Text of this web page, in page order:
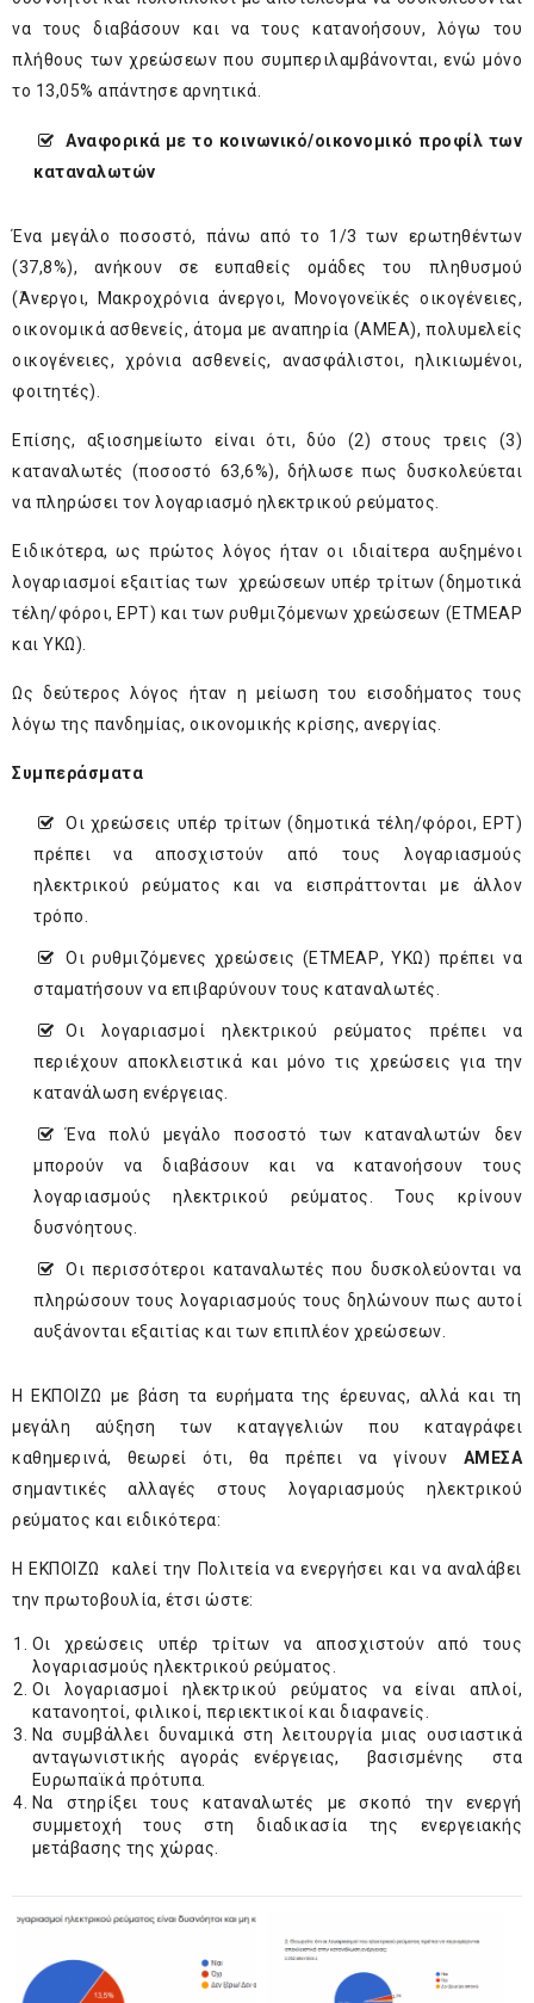
να τους διαβάσουν και να τους κατανοήσουν, λόγω του
πλήθους των χρεώσεων που συμπεριλαμβάνονται, ενώ μόνο
το 13,05% απάντησε αρνητικά.
Αναφορικά με το κοινωνικό/οικονομικό προφίλ των
καταναλωτών
Ένα μεγάλο ποσοστό, πάνω από το 1/3 των ερωτηθέντων
(37,8%), ανήκουν σε ευπαθείς ομάδες του πληθυσμού
(Άνεργοι, Μακροχρόνια άνεργοι, Μονογονεϊκές οικογένειες,
οικονομικά ασθενείς, άτομα με αναπηρία (ΑMEA), πολυμελείς
οικογένειες, χρόνια ασθενείς, ανασφάλιστοι, ηλικιωμένοι,
φοιτητές).
Επίσης, αξιοσημείωτο είναι ότι, δύο (2) στους τρεις (3)
καταναλωτές (ποσοστό 63,6%), δήλωσε πως δυσκολεύεται
να πληρώσει τον λογαριασμό ηλεκτρικού ρεύματος.
Ειδικότερα, ως πρώτος λόγος ήταν οι ιδιαίτερα αυξημένοι
λογαριασμοί εξαιτίας των χρεώσεων υπέρ τρίτων (δημοτικά
τέλη/φόροι, ΕΡΤ) και των ρυθμιζόμενων χρεώσεων (ΕΤΜΕΑΡ
και ΥΚΩ).
Ως δεύτερος λόγος ήταν η μείωση του εισοδήματος τους
λόγω της πανδημίας, οικονομικής κρίσης, ανεργίας.
Συμπεράσματα
Οι χρεώσεις υπέρ τρίτων (δημοτικά τέλη/φόροι, ΕΡΤ)
πρέπει να αποσχιστούν από τους λογαριασμούς
ηλεκτρικού ρεύματος και να εισπράττονται με άλλον
τρόπο.
Οι ρυθμιζόμενες χρεώσεις (ΕΤΜΕΑΡ, ΥΚΩ) πρέπει να
σταματήσουν να επιβαρύνουν τους καταναλωτές.
Οι λογαριασμοί ηλεκτρικού ρεύματος πρέπει να
περιέχουν αποκλειστικά και μόνο τις χρεώσεις για την
κατανάλωση ενέργειας.
Ένα πολύ μεγάλο ποσοστό των καταναλωτών δεν
μπορούν να διαβάσουν και να κατανοήσουν τους
λογαριασμούς ηλεκτρικού ρεύματος. Τους κρίνουν
δυσνόητους.
Οι περισσότεροι καταναλωτές που δυσκολεύονται να
πληρώσουν τους λογαριασμούς τους δηλώνουν πως αυτοί
αυξάνονται εξαιτίας και των επιπλέον χρεώσεων.
Η ΕΚΠΟΙΖΩ με βάση τα ευρήματα της έρευνας, αλλά και τη
μεγάλη αύξηση των καταγγελιών που καταγράφει
καθημερινά, θεωρεί ότι, θα πρέπει να γίνουν ΑΜΕΣΑ
σημαντικές αλλαγές στους λογαριασμούς ηλεκτρικού
ρεύματος και ειδικότερα:
Η ΕΚΠΟΙΖΩ καλεί την Πολιτεία να ενεργήσει και να αναλάβει
την πρωτοβουλία, έτσι ώστε:
Οι χρεώσεις υπέρ τρίτων να αποσχιστούν από τους
λογαριασμούς ηλεκτρικού ρεύματος.
Οι λογαριασμοί ηλεκτρικού ρεύματος να είναι απλοί,
κατανοητοί, φιλικοί, περιεκτικοί και διαφανείς.
Να συμβάλλει δυναμικά στη λειτουργία μιας ουσιαστικά
ανταγωνιστικής αγοράς ενέργειας, βασισμένης στα
Ευρωπαϊκά πρότυπα.
Να στηρίξει τους καταναλωτές με σκοπό την ενεργή
συμμετοχή τους στη διαδικασία της ενεργειακής
μετάβασης της χώρας.